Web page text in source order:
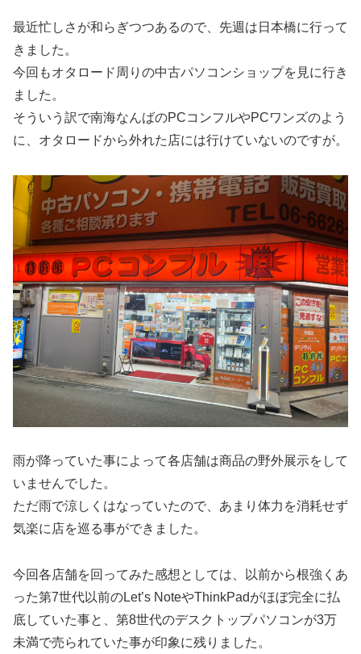
最近忙しさが和らぎつつあるので、先週は日本橋に行って
きました。
今回もオタロード周りの中古パソコンショップを見に行き
ました。
そういう訳で南海なんばのPCコンフルやPCワンズのよう
に、オタロードから外れた店には行けていないのですが。
雨が降っていた事によって各店舗は商品の野外展示をして
いませんでした。
ただ雨で涼しくはなっていたので、あまり体力を消耗せず
気楽に店を巡る事ができました。
今回各店舗を回ってみた感想としては、以前から根強くあ
った第7世代以前のLet’s NoteやThinkPadがほぼ完全に払
底していた事と、第8世代のデスクトップパソコンが3万
未満で売られていた事が印象に残りました。